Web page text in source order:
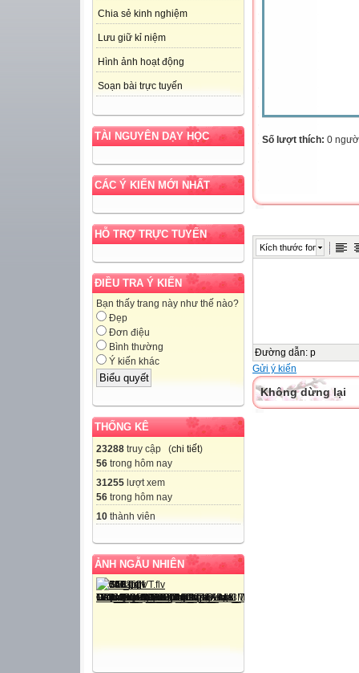
Chia sẻ kinh nghiệm
Lưu giữ kỉ niệm
Hình ảnh hoạt động
Soạn bài trực tuyến
TÀI NGUYÊN DẠY HỌC
CÁC Ý KIẾN MỚI NHẤT
HỖ TRỢ TRỰC TUYẾN
ĐIỀU TRA Ý KIẾN
Bạn thấy trang này như thế nào?
Đẹp
Đơn điệu
Bình thường
Ý kiến khác
THỐNG KÊ
23288 truy cập (chi tiết)
56 trong hôm nay
31255 lượt xem
56 trong hôm nay
10 thành viên
ẢNH NGẪU NHIÊN
Số lượt thích: 0
Kích thước font
Đường dẫn: p
Gửi ý kiến
Không dừng lại